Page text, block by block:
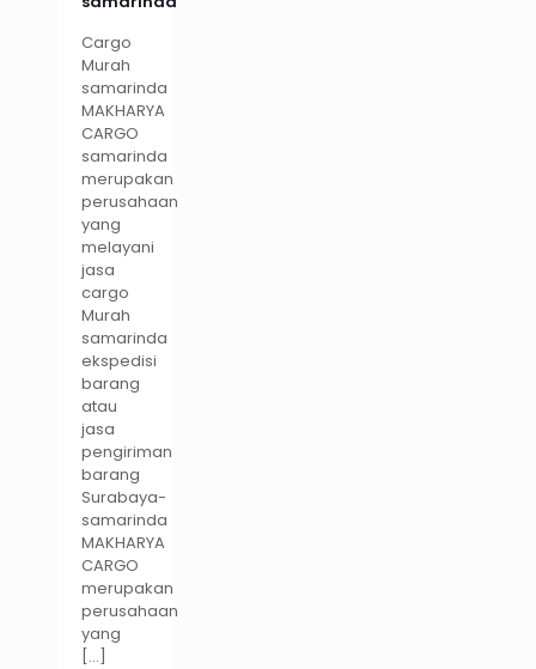
Cargo
Murah
samarinda
MAKHARYA
CARGO
samarinda
merupakan
perusahaan
yang
melayani
jasa
cargo
Murah
samarinda
ekspedisi
barang
atau
jasa
pengiriman
barang
Surabaya-
samarinda
MAKHARYA
CARGO
merupakan
perusahaan
yang
[…]